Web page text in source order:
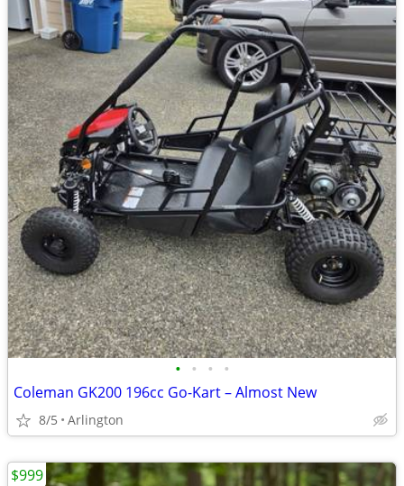
• • • •
Coleman GK200 196cc Go-Kart – Almost New
8/5 Arlington
$999